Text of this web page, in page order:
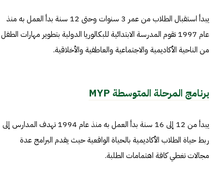
يبدأ استقبال الطلاب من عمر 3 سنوات وحتى 12 سنة بدأ العمل به منذ
عام 1997 تقوم المدرسة الابتدائية للبكالوريا الدولية بتطوير مهارات الطفل
من الناحية الأكاديمية والاجتماعية والعاطفية والأخلاقية.
برنامج المرحلة المتوسطة MYP
يبدأ من 12 إلى 16 سنة بدأ العمل به منذ عام 1994 تهدف المدارس إلى
ربط حياة الطلاب الأكاديمية بالحياة الواقعية حيث يقدم البرامج عدة
مجالات تغطي كافة اهتمامات الطلبة.